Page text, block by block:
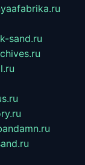
sand.ru